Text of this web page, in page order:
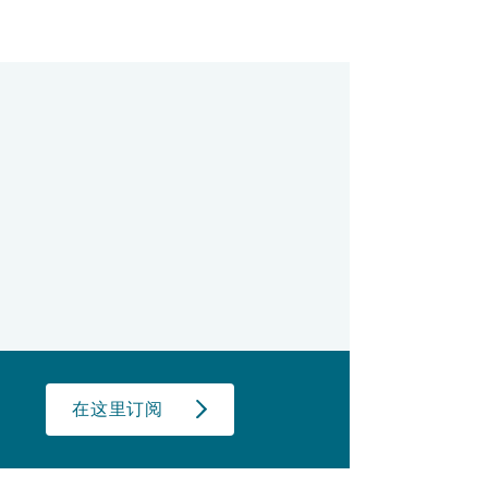
在这里订阅